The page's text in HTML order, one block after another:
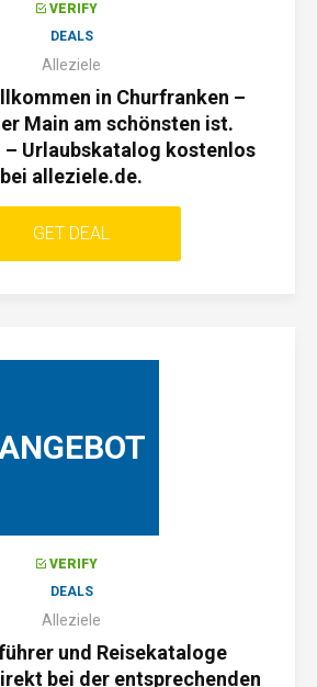
VERIFY
DEALS
Alleziele
in Churfranken –
Main am schönsten ist.
– Urlaubskatalog kostenlos
bei alleziele.de.
GET DEAL
VERIFY
DEALS
Alleziele
und Reisekataloge
bei der entsprechenden